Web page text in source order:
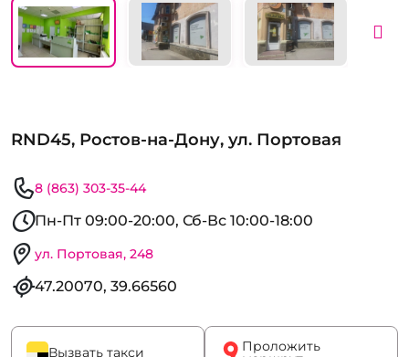
RND45, Ростов-на-Дону, ул. Портовая
8 (863) 303-35-44
Пн-Пт 09:00-20:00, Сб-Вс 10:00-18:00
ул. Портовая, 248
47.20070, 39.66560
Вызвать такси Проложить